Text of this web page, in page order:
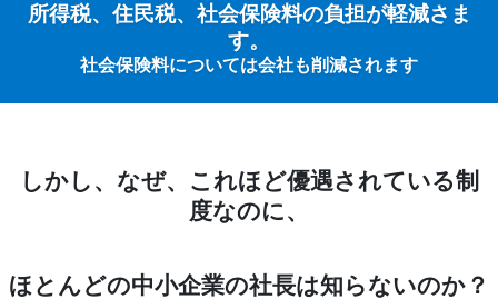
所得税、住民税、社会保険料の負担が軽減さま
す。
社会保険料については会社も削減されます
しかし、なぜ、これほど優遇されている制
度なのに、
ほとんどの中小企業の社長は知らないのか？